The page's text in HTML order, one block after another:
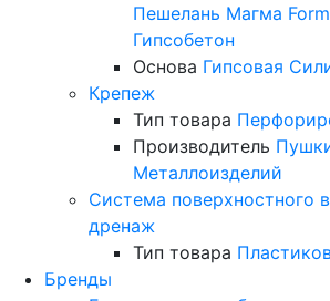
Пешелань Магма
Гипсобетон
Основа Гипсовая
Крепеж
Тип товара
Производитель
Металлоизделий
Система поверхностного
дренаж
Тип товара
Бренды